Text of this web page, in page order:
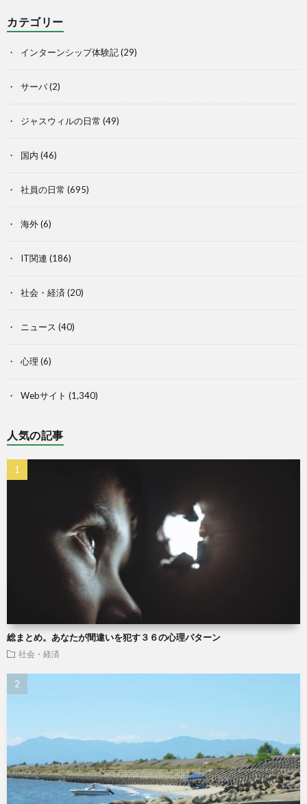
カテゴリー
インターンシップ体験記(29)
サーバ(2)
ジャスウィルの日常 (49)
国内 (46)
社員の日常 (695)
海外(6)
IT関連 (186)
社会・経済 (20)
ニュース (40)
心理 (6)
Webサイト (1,340)
人気の記事
総まとめ。あなたが間違いを犯す３６の心理パターン
社会・経済